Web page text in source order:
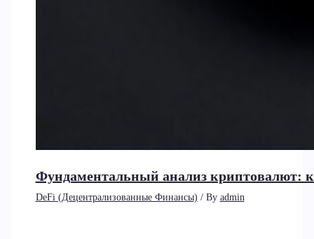
Фундаментальный анализ криптовалют:
DeFi (Децентрализованные Финансы) / By admin